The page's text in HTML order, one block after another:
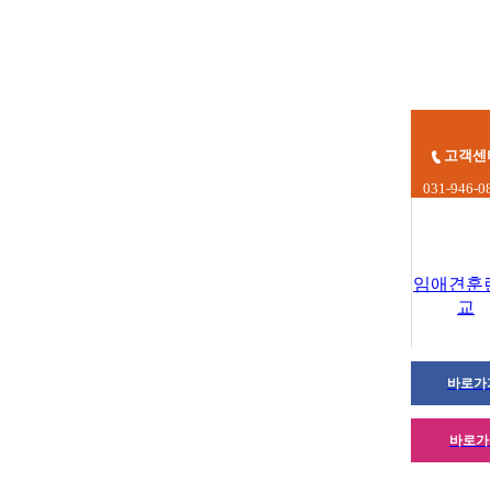
고객센
031-946-
임애견훈
교
바로가
바로